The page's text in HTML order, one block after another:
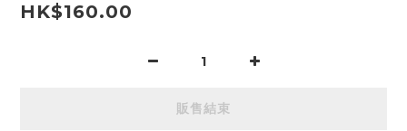
HK$160.00
販售結束